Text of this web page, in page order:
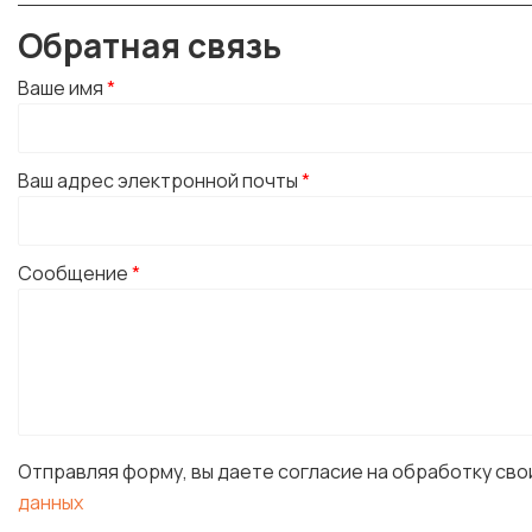
Обратная связь
Ваше имя*
Ваш адрес электронной почты*
Сообщение*
Отправляя форму, вы даете согласие на обработку
данных